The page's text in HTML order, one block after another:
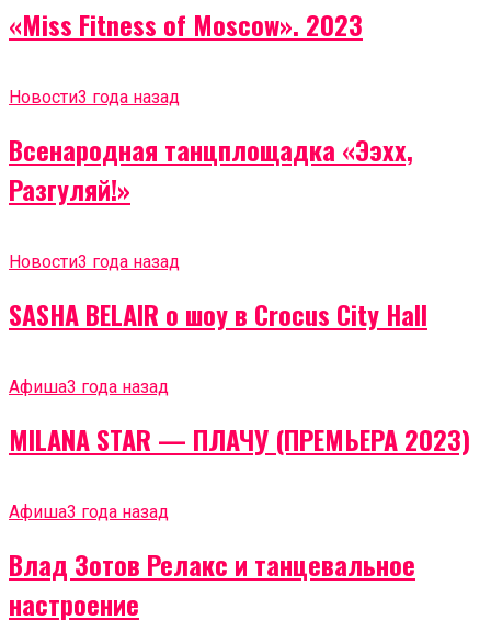
«Miss Fitness of Moscow». 2023
Новости3 года назад
Всенародная танцплощадка «Ээхх,
Разгуляй!»
Новости3 года назад
SASHA BELAIR о шоу в Crocus City Hall
Афиша3 года назад
MILANA STAR — ПЛАЧУ (ПРЕМЬЕРА 2023)
Афиша3 года назад
Влад Зотов Релакс и танцевальное
настроение